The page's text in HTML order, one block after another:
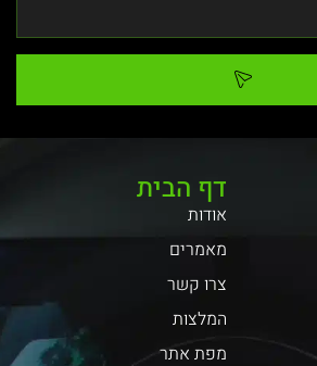
דף הבית
אודות
מאמרים
צרו קשר
המלצות
מפת אתר